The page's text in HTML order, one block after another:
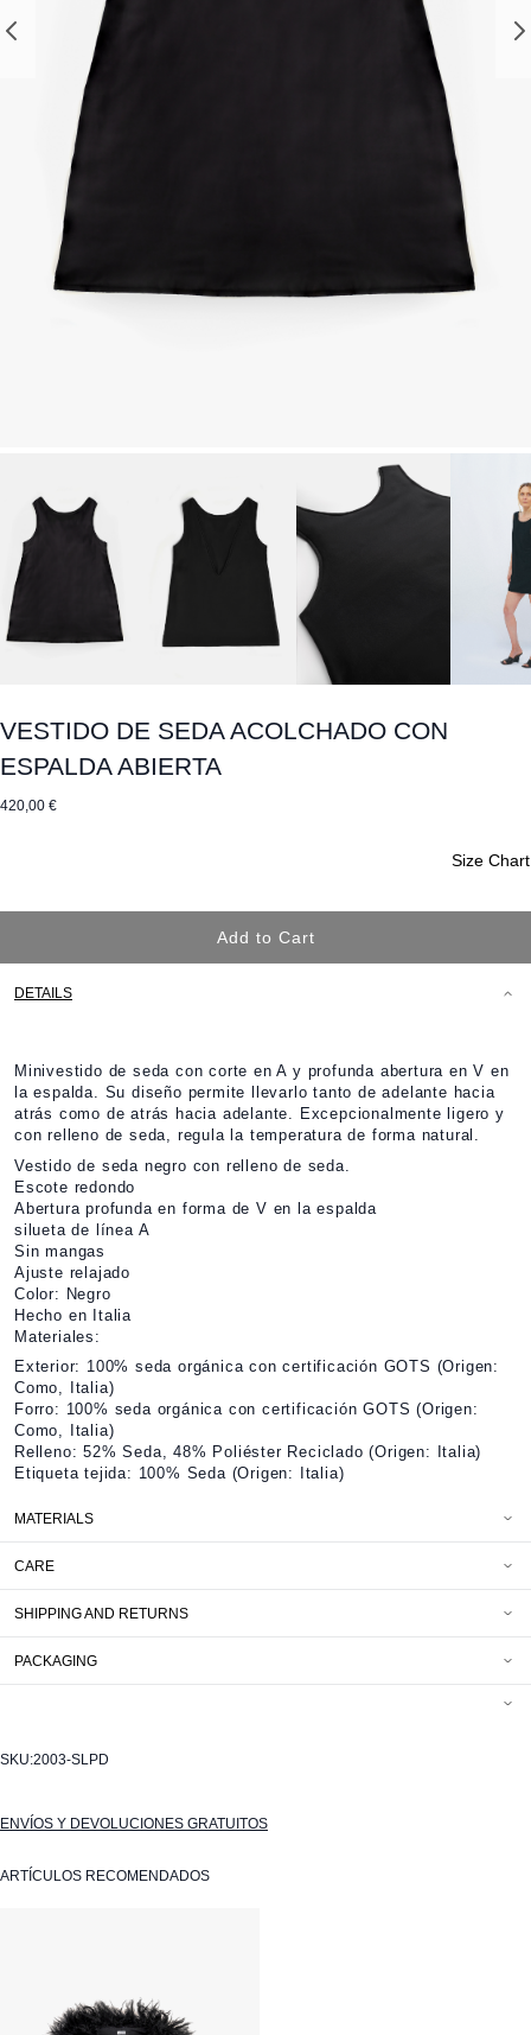
VESTIDO DE SEDA ACOLCHADO CON
ESPALDA ABIERTA
420,00 €
Size Chart
Add to Cart
DETAILS
Minivestido de seda con corte en A y profunda abertura en V en
la espalda. Su diseño permite llevarlo tanto de adelante hacia
atrás como de atrás hacia adelante. Excepcionalmente ligero y
con relleno de seda, regula la temperatura de forma natural.
Vestido de seda negro con relleno de seda.
Escote redondo
Abertura profunda en forma de V en la espalda
silueta de línea A
Sin mangas
Ajuste relajado
Color: Negro
Hecho en Italia
Materiales:
Exterior: 100% seda orgánica con certificación GOTS (Origen:
Como, Italia)
Forro: 100% seda orgánica con certificación GOTS (Origen:
Como, Italia)
Relleno: 52% Seda, 48% Poliéster Reciclado (Origen: Italia)
Etiqueta tejida: 100% Seda (Origen: Italia)
MATERIALS
CARE
SHIPPING AND RETURNS
PACKAGING
SKU:2003-SLPD
ENVÍOS Y DEVOLUCIONES GRATUITOS
ARTÍCULOS RECOMENDADOS